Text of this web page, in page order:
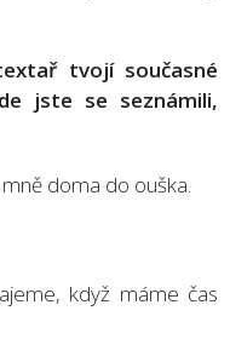
tvojí současné
jste se seznámili,
doma do ouška.
když máme čas